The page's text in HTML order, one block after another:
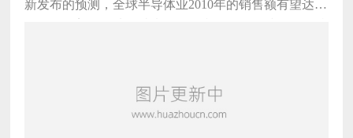
新发布的预测，全球半导体业2010年的销售额有望达到